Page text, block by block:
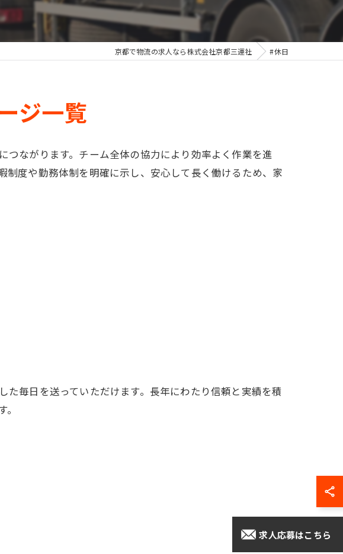
京都で物流の求人なら株式会社京都三運社 #休日
ジ一覧
ながります。チーム全体の協力により効率よく作業を進
度や勤務体制を明確に示し、安心して長く働けるため、家
毎日を送っていただけます。長年にわたり信頼と実績を積
求人応募はこちら